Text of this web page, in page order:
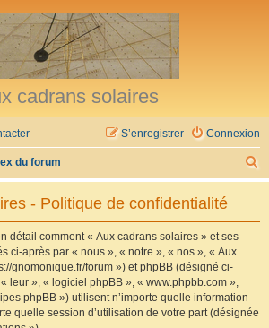
cadrans solaires
Connexion
S’enregistrer
du forum
e
- Politique de confidentialité
détail comment « Aux cadrans solaires » et ses
ci-après par « nous », « notre », « nos », « Aux
gnomonique.fr/forum ») et phpBB (désigné ci-
leur », « logiciel phpBB », « www.phpbb.com »,
phpBB ») utilisent n’importe quelle information
quelle session d’utilisation de votre part (désignée